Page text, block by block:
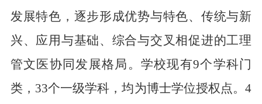
发展特色，逐步形成优势与特色、传统与新
兴、应用与基础、综合与交叉相促进的工理
管文医协同发展格局。学校现有9个学科门
类，33个一级学科，均为博士学位授权点。4